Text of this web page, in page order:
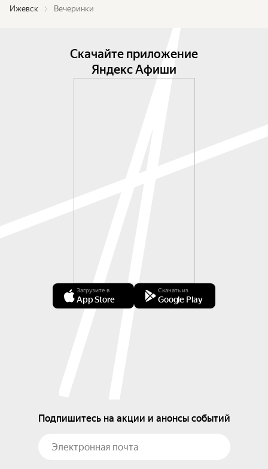
Ижевск Вечеринки
Скачайте приложение
Яндекс Афиши
Загрузите в
App Store
Скачать из
Google Play
Подпишитесь на акции и анонсы событий